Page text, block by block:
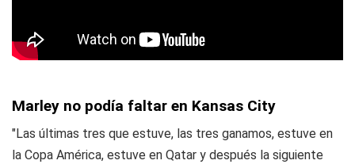
Marley no podía faltar en Kansas City
"Las últimas tres que estuve, las tres ganamos, estuve en
la Copa América, estuve en Qatar y después la siguiente